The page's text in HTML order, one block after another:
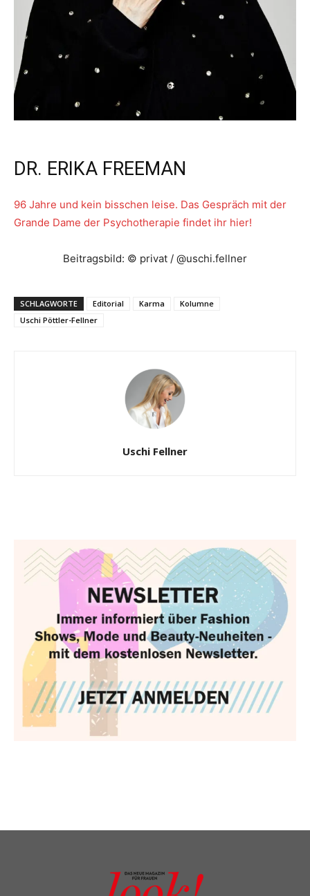
DR. ERIKA FREEMAN
96 Jahre und kein bisschen leise. Das Gespräch mit der
Grande Dame der Psychotherapie findet ihr hier!
Beitragsbild: © privat / @uschi.fellner
SCHLAGWORTE Editorial Karma
Kolumne
Uschi Pöttler-Fellner
Uschi Fellner